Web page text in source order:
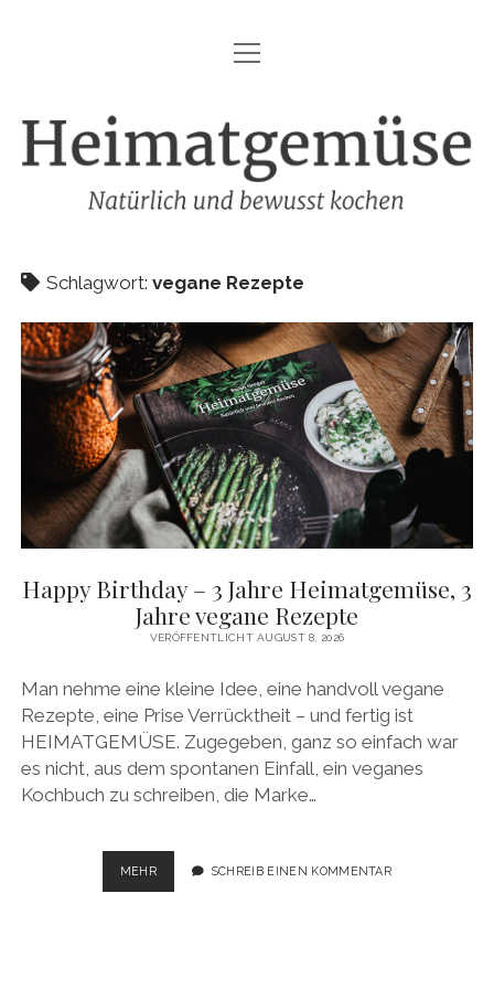
HEIMATGEMÜSE
DAS KOCHBUCH
FOODFOTOGRAFIE
KONTAKT
REZEPTE
IMPRESSUM
DATENSCHUTZ
facebook
pinterestinstagram
amazon
E-
Mail
Menü
öffnen
Heimatgemüse
Schlagwort: vegane Rezepte
Happy Birthday – 3 Jahre Heimatgemüse, 3
Jahre vegane Rezepte
VERÖFFENTLICHT AUGUST 8, 2026
Man nehme eine kleine Idee, eine handvoll vegane
Rezepte, eine Prise Verrücktheit – und fertig ist
HEIMATGEMÜSE. Zugegeben, ganz so einfach war
es nicht, aus dem spontanen Einfall, ein veganes
Kochbuch zu schreiben, die Marke…
MEHRHAPPY
BIRTHDAY
SCHREIB EINEN KOMMENTAR